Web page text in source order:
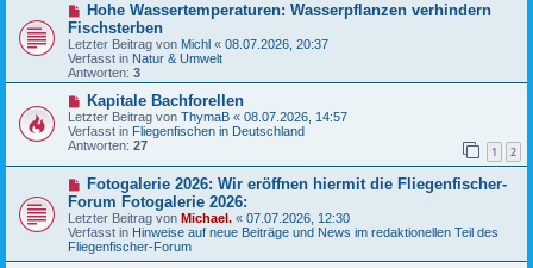
ge
i
t
r
a
g
N
u
e
r
B
e
t
r
a
g
Hohe Wassertemperaturen: Wasserpflanzen verhindern
Fischsterben
Letzter Beitrag von Michl « 08.07.2026, 20:37
Verfasst in Natur & Umwelt
Antworten: 3
N
e
u
e
r
B
i
t
r
a
g
Kapitale Bachforellen
Letzter Beitrag von ThymaB « 08.07.2026, 14:57
Verfasst in Fliegenfischen in Deutschland
Antworten: 27 1 2
N
u
e
r
B
Fotogalerie 2026: Wir eröffnen hiermit die Fliegenfischer-
Forum Fotogalerie 2026:
Letzter Beitrag von Michael. « 07.07.2026, 12:30
Verfasst in Hinweise auf neue Beiträge und News im redaktionellen Teil des
Fliegenfischer-Forum